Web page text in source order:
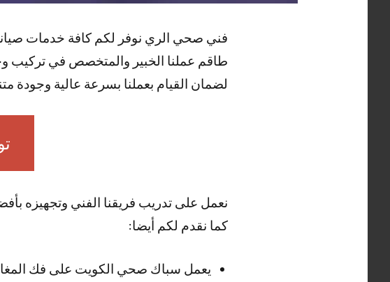
فني صحي الري نوفر لكم كافة خدمات
طاقم عملنا الخبير والمتخصص في تركيب
لضمان القيام بعملنا بسرعة عالية وجودة
نعمل على تدريب فريقنا الفني وتجهيزه
كما نقدم لكم أيضا:
يعمل سباك صحي الكويت على فك